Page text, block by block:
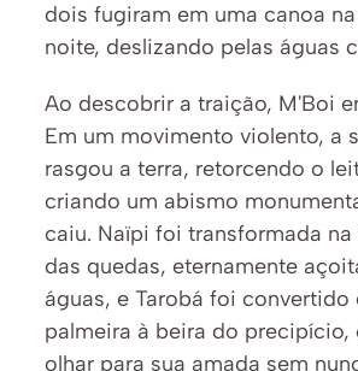
dois fugiram em uma canoa
noite, deslizando pelas águas
Ao descobrir a traição, M'Boi
Em um movimento violento, a
rasgou a terra, retorcendo o
criando um abismo
caiu. Naïpi foi transformada na
das quedas, eternamente
águas, e Tarobá foi convertido
palmeira à beira do precipício,
olhar para sua amada sem